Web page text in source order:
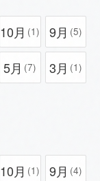
10月 (1) 9月 (5)
5月 (7) 3月 (1)
10月 (1) 9月 (4)